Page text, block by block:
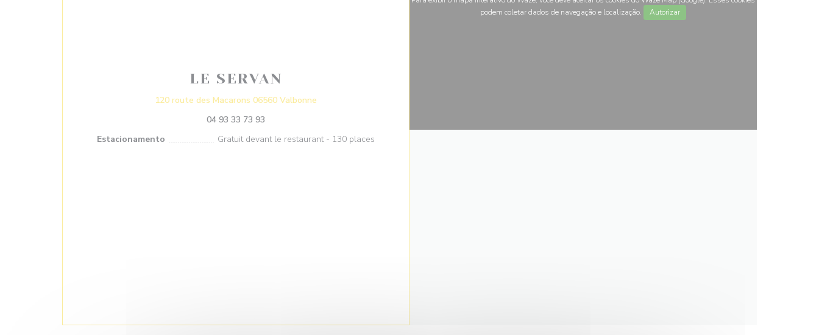
LE SERVAN
120 route des Macarons 06560 Valbonne
04 93 33 73 93
Estacionamento
Gratuit devant le restaurant - 130 places
podem coletar dados de navegação e localização.
Autorizar